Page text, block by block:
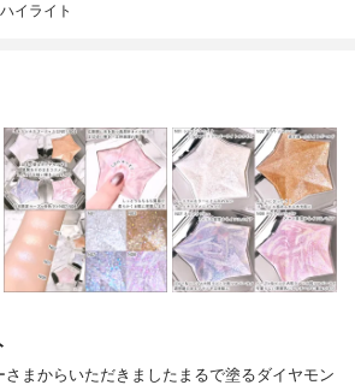
イライト
まからいただきましたまるで塗るダイヤモン